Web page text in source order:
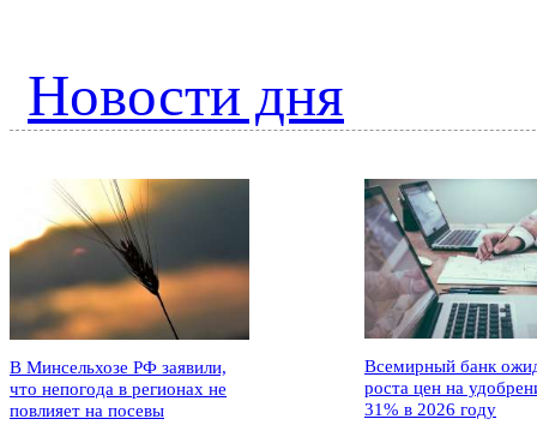
Новости дня
В Минсельхозе РФ заявили,
что непогода в регионах не
повлияет на посевы
Всемирный банк
роста цен на
31% в 2026 году